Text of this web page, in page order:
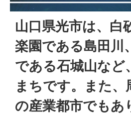
山口県光市は、白
楽園である島田川
である石城山など
まちです。また
の産業都市でもあ